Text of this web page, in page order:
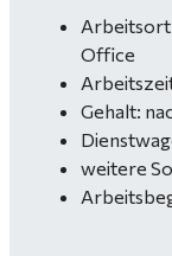
Office
Gehalt:
weitere